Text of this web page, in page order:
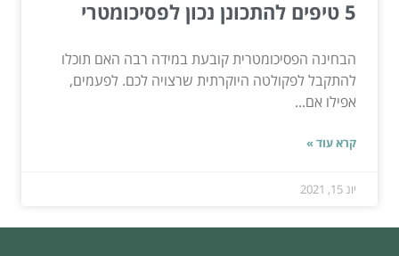
5 טיפים להתכונן נכון לפסיכומטרי
הבחינה הפסיכומטרית קובעת במידה רבה האם תוכלו
להתקבל לפקולטה היוקרתית שרצויה לכם. לפעמים,
אפילו אם...
קרא עוד »
יונ 15, 2021